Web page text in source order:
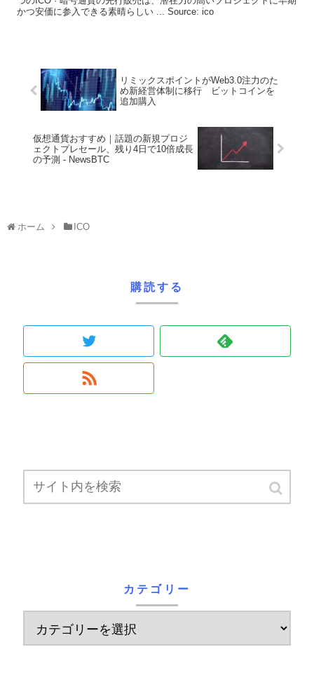
かつ安価に参入できる素晴らしい ... Source: ico
リミックスポイントがWeb3.0注力のた
め新経営体制に移行 ビットコインを
追加購入
仮想通貨おすすめ｜話題の新規プロジ
ェクトプレセール、残り4日で10倍成長
の予測 - NewsBTC
ホーム ICO
購読する
カテゴリー